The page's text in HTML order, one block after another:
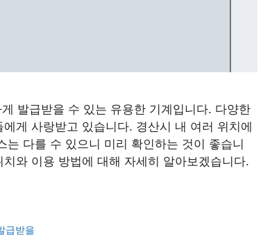
발급받을 수 있는 유용한 기계입니다. 다양한
게 사랑받고 있습니다. 경산시 내 여러 위치에
다를 수 있으니 미리 확인하는 것이 좋습니
와 이용 방법에 대해 자세히 알아보겠습니다.
급받을